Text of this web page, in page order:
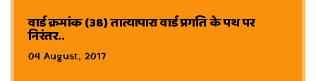
वार्ड क्रमांक (38) तात्यापारा वार्ड प्रगति के पथ पर
निरंतर..
04 August, 2017